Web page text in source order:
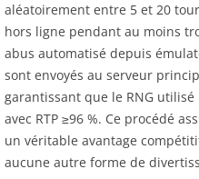
aléatoirement entre 5 et 20
hors ligne pendant au moins
abus automatisé depuis
sont envoyés au serveur
garantissant que le RNG
avec RTP ≥96 %. Ce procédé
un véritable avantage
aucune autre forme de